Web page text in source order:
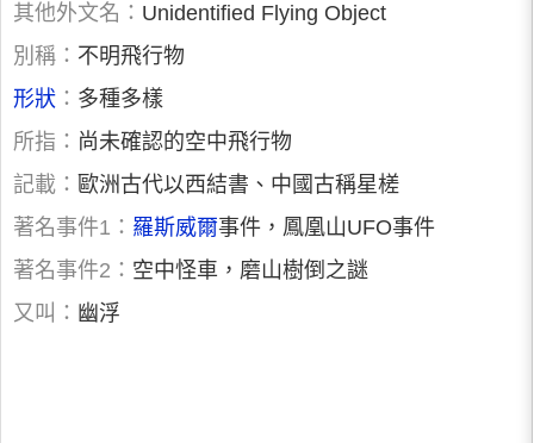
其他外文名： Unidentified Flying Object
別稱： 不明飛行物
形狀 ： 多種多樣
所指： 尚未確認的空中飛行物
記載： 歐洲古代以西結書、中國古稱星槎
著名事件1： 羅斯威爾事件，鳳凰山UFO事件
著名事件2： 空中怪車，磨山樹倒之謎
又叫： 幽浮